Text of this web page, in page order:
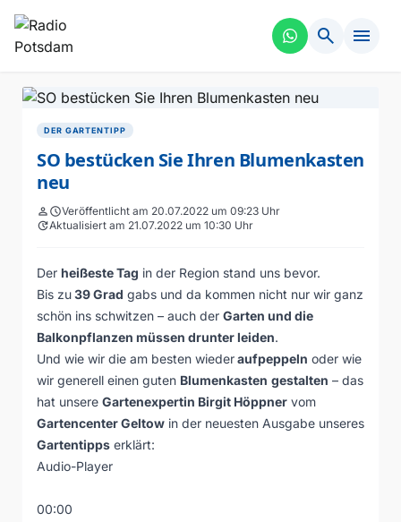
search menu
DER GARTENTIPP
SO bestücken Sie Ihren Blumenkasten
neu
personscheduleVeröffentlicht am 20.07.2022 um 09:23 Uhr
updateAktualisiert am 21.07.2022 um 10:30 Uhr
Der heißeste Tag in der Region stand uns bevor.
Bis zu39 Grad gabs und da kommen nicht nur wir ganz
schön ins schwitzen – auch der Garten und die
Balkonpflanzen müssen drunter leiden.
Und wie wir die am besten wiederaufpeppeln oder wie
wir generell einen guten Blumenkasten gestalten – das
hat unsere Gartenexpertin Birgit Höppner vom
Gartencenter Geltow in der neuesten Ausgabe unseres
Gartentipps erklärt:
Audio-Player
00:00